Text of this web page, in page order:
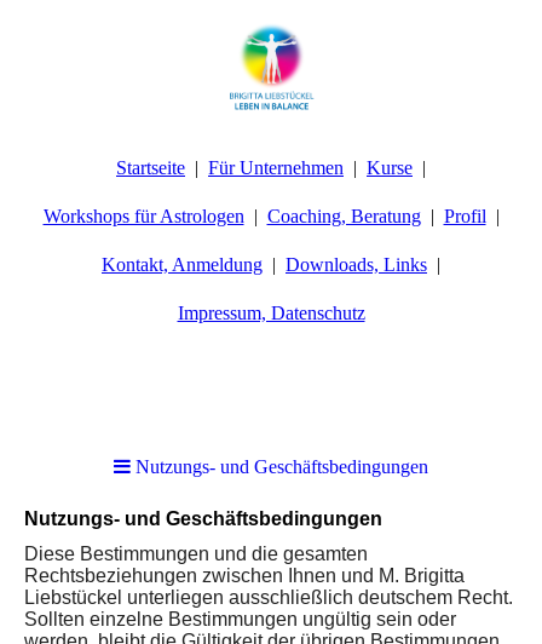
Startseite Für Unternehmen Kurse
Workshops für Astrologen Coaching, Beratung Profil
Kontakt, Anmeldung Downloads, Links
Impressum, Datenschutz
Nutzungs- und Geschäftsbedingungen
Nutzungs- und Geschäftsbedingungen
Diese Bestimmungen und die gesamten
Rechtsbeziehungen zwischen Ihnen und M. Brigitta
Liebstückel unterliegen ausschließlich deutschem Recht.
Sollten einzelne Bestimmungen ungültig sein oder